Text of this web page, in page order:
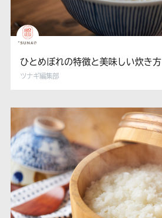
ひとめぼれの特徴と美味しい炊き方
ツナギ編集部